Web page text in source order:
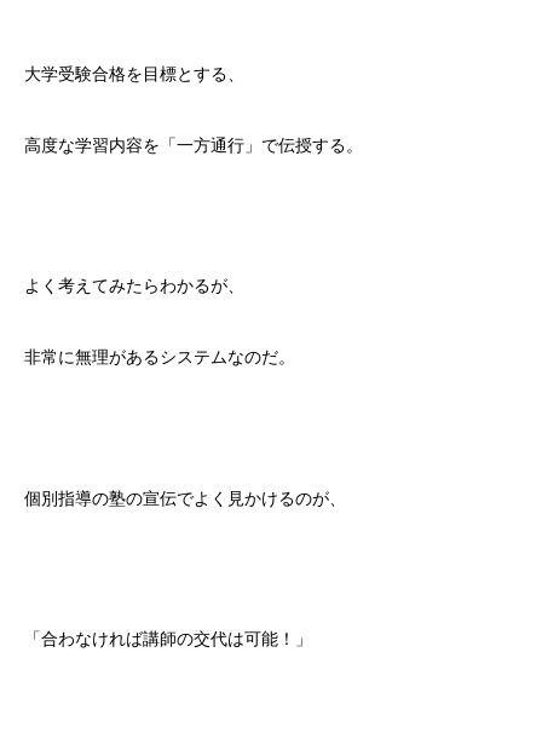
大学受験合格を目標とする、
高度な学習内容を「一方通行」で伝授する。
よく考えてみたらわかるが、
非常に無理があるシステムなのだ。
個別指導の塾の宣伝でよく見かけるのが、
「合わなければ講師の交代は可能！」